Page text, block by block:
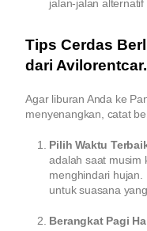
jalan-jalan
Tips Cerdas
dari
Agar liburan Anda ke
menyenangkan, catat
Pilih Waktu
adalah saat musim
menghindari
untuk suasana
Berangkat Pagi